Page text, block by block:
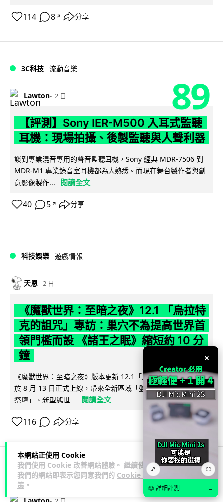
本網站正使用 Cookie
我們使用 Cookie 改善網站體驗。 繼續使用
我們的網站即表示您同意我們的 Cookie 政
策 。
114 8 ↗ 分享
3C科技 流動音樂
Lawton 2 日 89
【評測】Sony IER-M500 入耳式監聽
耳機：現場拍攝、後製監聽與人聲利器
談到專業混音專用的聲音監聽耳機，Sony 經典 MDR-7506 到
MDR-M1 專業錄音室耳機都為人熟悉。而現在舞台製作者與創
意影像製作...
閱讀全文
40 5 ↗ 分享
科技娛樂 遊戲情報
天恩 2 日
《魔獸世界：至暗之夜》12.1 「烏拉特
克的詛咒」專訪：巢穴不為提高世界首
領門檻而設 《諸王之眠》縮短約 10 分
鐘
《魔獸世界：至暗之夜》版本更新 12.1「烏拉特克的詛咒」將
於 8 月 13 日正式上線，帶來全新區域「盤蛇島」、地城「毒牙
祭壇」、新型態世...
閱讀全文
116 分享
科技娛樂 遊戲情報
×
🎵 ⛶
📖 詳細評測 →